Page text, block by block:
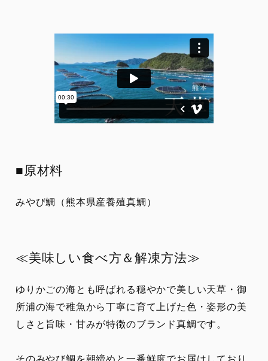
■原材料
みやび鯛（熊本県産養殖真鯛）
≪美味しい食べ方＆解凍方法≫
ゆりかごの海とも呼ばれる穏やかで美しい天草・御
所浦の海で稚魚から丁寧に育て上げた色・姿形の美
しさと旨味・甘みが特徴のブランド真鯛です。
そのみやび鯛を朝締めと一番鮮度でお届けしており